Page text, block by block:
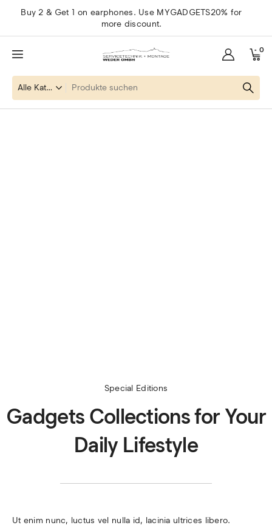
Buy 2 & Get 1 on earphones. Use MYGADGETS20% for
more discount.
0
Special Editions
Gadgets Collections for Your
Daily Lifestyle
Ut enim nunc, luctus vel nulla id, lacinia ultrices libero.